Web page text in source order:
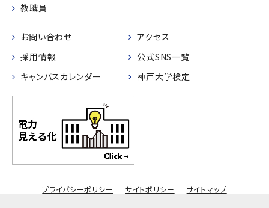
教職員
お問い合わせ
アクセス
採用情報
公式SNS一覧
キャンパスカレンダー
神戸大学検定
プライバシーポリシー サイトポリシー サイトマップ